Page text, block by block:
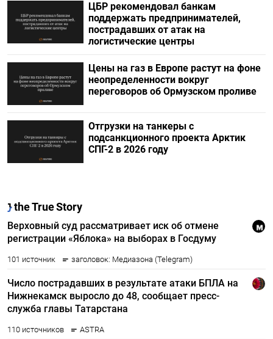
ЦБР рекомендовал банкам
поддержать предпринимателей,
пострадавших от атак на
логистические центры
Цены на газ в Европе растут на фоне
неопределенности вокруг
переговоров об Ормузском проливе
Отгрузки на танкеры с
подсанкционного проекта Арктик
СПГ-2 в 2026 году